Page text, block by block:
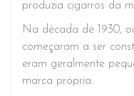
produzia cigarros da
Na década de 1930,
começaram a ser
eram geralmente
marca própria.